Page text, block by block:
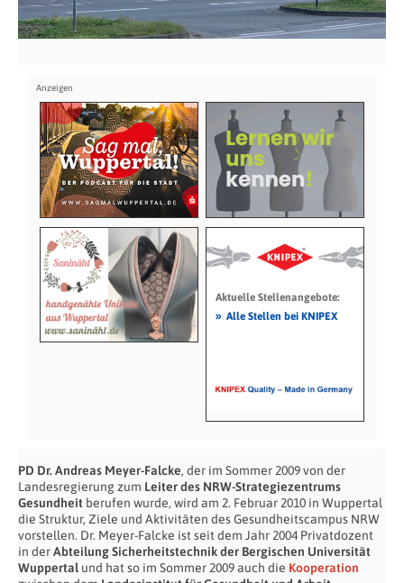
Aktuelle Stellenangebote:
» Alle Stellen bei KNIPEX
PD Dr. Andreas Meyer-Falcke, der im Sommer 2009 von der
Landesregierung zum Leiter des NRW-Strategiezentrums
Gesundheit berufen wurde, wird am 2. Februar 2010 in Wuppertal
die Struktur, Ziele und Aktivitäten des Gesundheitscampus NRW
vorstellen. Dr. Meyer-Falcke ist seit dem Jahr 2004 Privatdozent
in derAbteilung Sicherheitstechnik der Bergischen Universität
Wuppertal und hat so im Sommer 2009 auch die Kooperation